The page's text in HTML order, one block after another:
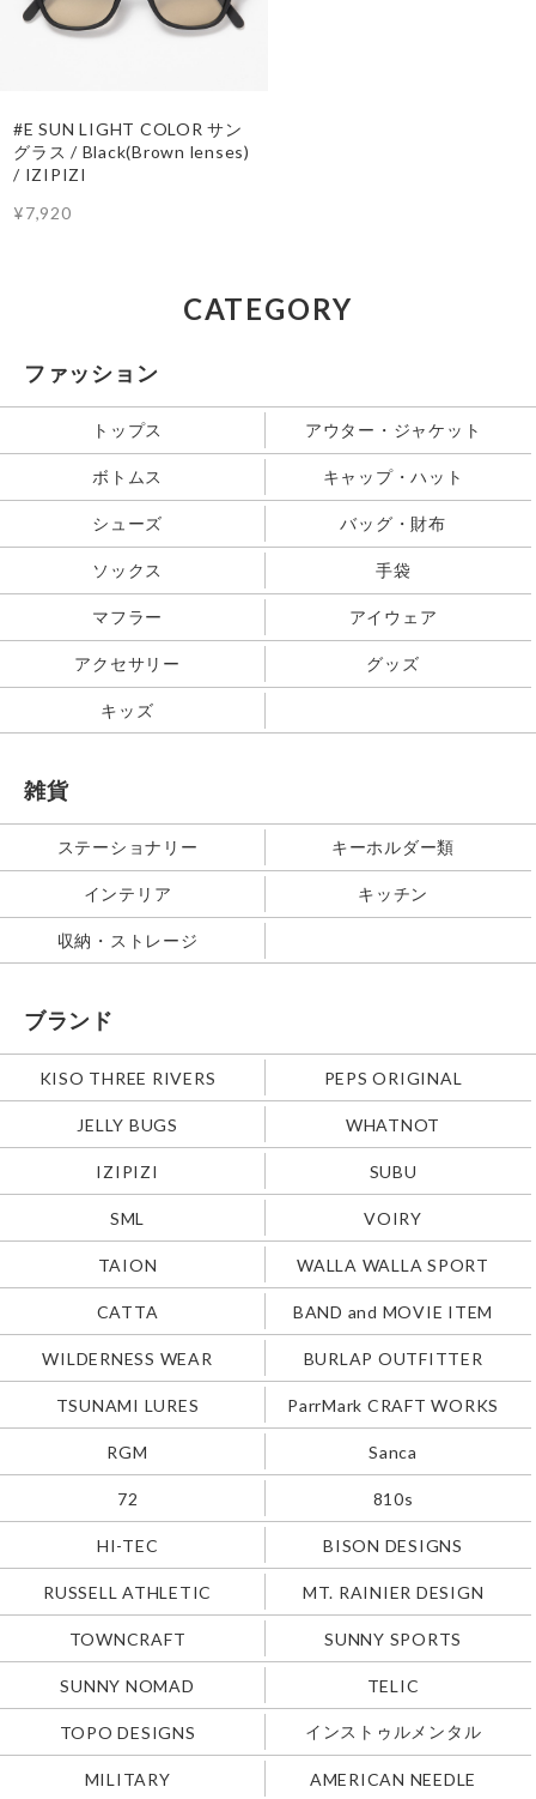
#E SUN LIGHT COLOR サン
グラス / Black(Brown lenses)
/ IZIPIZI
¥7,920
CATEGORY
ファッション
トップス アウター・ジャケット
ボトムス キャップ・ハット
シューズ バッグ・財布
ソックス 手袋
マフラー アイウェア
アクセサリー グッズ
キッズ
雑貨
ステーショナリー キーホルダー類
インテリア キッチン
収納・ストレージ
ブランド
KISO THREE RIVERS PEPS ORIGINAL
JELLY BUGS WHATNOT
IZIPIZI SUBU
SML VOIRY
TAION WALLA WALLA SPORT
CATTA BAND and MOVIE ITEM
WILDERNESS WEAR BURLAP OUTFITTER
TSUNAMI LURES ParrMark CRAFT WORKS
RGM Sanca
72 810s
HI-TEC BISON DESIGNS
RUSSELL ATHLETIC MT. RAINIER DESIGN
TOWNCRAFT SUNNY SPORTS
SUNNY NOMAD TELIC
TOPO DESIGNS インストゥルメンタル
MILITARY AMERICAN NEEDLE